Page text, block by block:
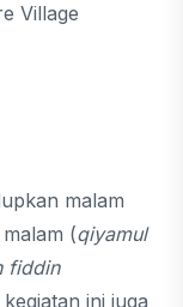
Village
malam
(qiyamul
fiddin
ini juga